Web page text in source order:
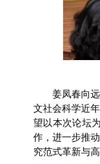
姜凤春向
文社会科学近
望以本次论坛
作，进一步推
究范式革新与